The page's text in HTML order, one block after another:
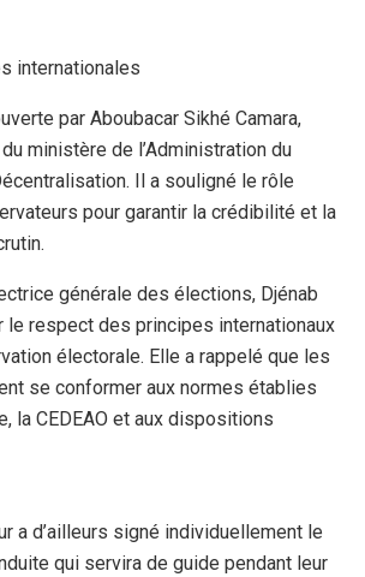
internationales
par Aboubacar Sikhé Camara,
ministère de l’Administration du
Il a souligné le rôle
pour garantir la crédibilité et la
générale des élections, Djénab
le respect des principes internationaux
électorale. Elle a rappelé que les
se conformer aux normes établies
la CEDEAO et aux dispositions
a d’ailleurs signé individuellement le
qui servira de guide pendant leur